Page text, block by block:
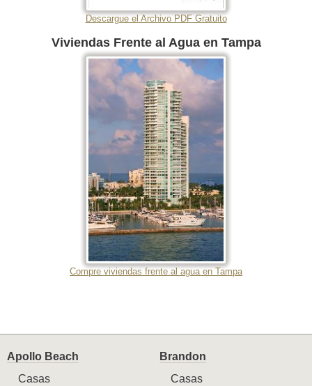
Descargue el Archivo PDF Gratuito
Viviendas Frente al Agua en Tampa
Compre viviendas frente al agua en Tampa
Apollo Beach
Casas
Brandon
Casas